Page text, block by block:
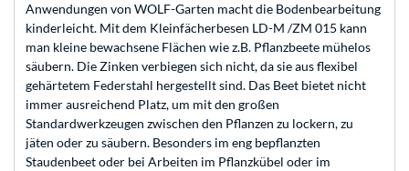
Anwendungen von WOLF-Garten macht die Bodenbearbeitung
kinderleicht. Mit dem Kleinfächerbesen LD-M /ZM 015 kann
man kleine bewachsene Flächen wie z.B. Pflanzbeete mühelos
säubern. Die Zinken verbiegen sich nicht, da sie aus flexibel
gehärtetem Federstahl hergestellt sind. Das Beet bietet nicht
immer ausreichend Platz, um mit den großen
Standardwerkzeugen zwischen den Pflanzen zu lockern, zu
jäten oder zu säubern. Besonders im eng bepflanzten
Staudenbeet oder bei Arbeiten im Pflanzkübel oder im